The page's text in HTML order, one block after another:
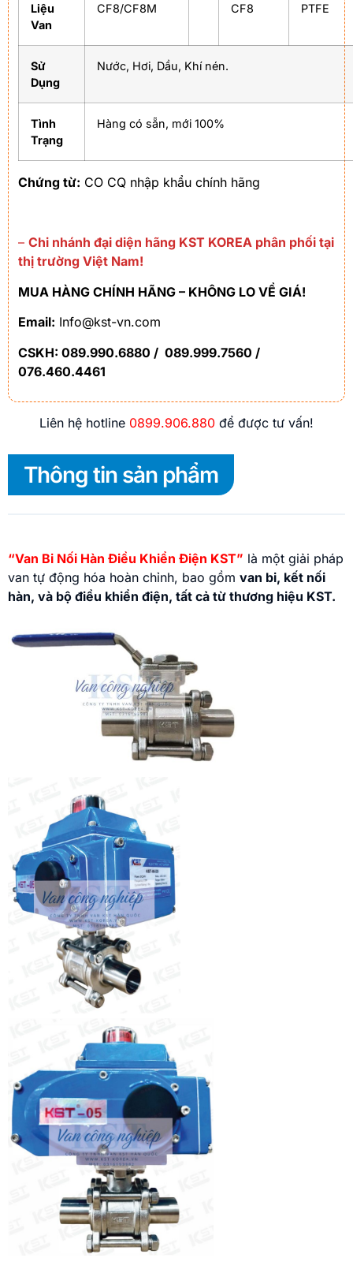
Liệu
Van
CF8/CF8M
CF8
PTFE
Sử
Dụng
Nước, Hơi, Dầu, Khí nén.
Tình
Trạng
Hàng có sẵn, mới 100%
Chứng từ: CO CQ nhập khẩu chính hãng
– Chi nhánh đại diện hãng KST KOREA phân phối tại
thị trường Việt Nam!
MUA HÀNG CHÍNH HÃNG – KHÔNG LO VỀ GIÁ!
Email: Info@kst-vn.com
CSKH: 089.990.6880 / 089.999.7560 /
076.460.4461
Liên hệ hotline 0899.906.880 để được tư vấn!
Thông tin sản phẩm
“Van Bi Nối Hàn Điều Khiển Điện KST” là một giải pháp
van tự động hóa hoàn chỉnh, bao gồm van bi, kết nối
hàn, và bộ điều khiển điện, tất cả từ thương hiệu KST.